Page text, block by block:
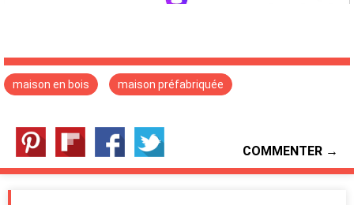
maison en bois maison préfabriquée
COMMENTER →